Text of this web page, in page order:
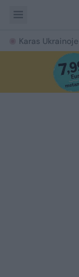
Karas Ukrainoje